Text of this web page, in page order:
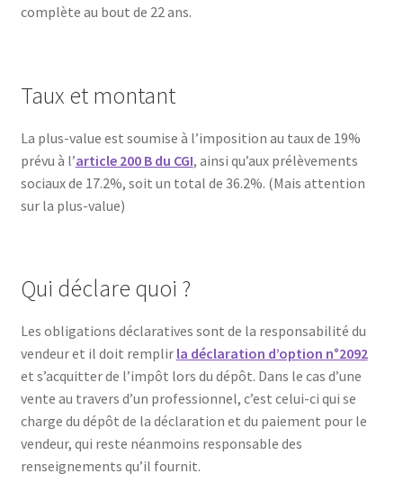
complète au bout de 22 ans.
Taux et montant
La plus-value est soumise à l’imposition au taux de 19%
prévu à l’article 200 B du CGI, ainsi qu’aux prélèvements
sociaux de 17.2%, soit un total de 36.2%. (Mais attention
sur la plus-value)
Qui déclare quoi ?
Les obligations déclaratives sont de la responsabilité du
vendeur et il doit remplir la déclaration d’option n°2092
et s’acquitter de l’impôt lors du dépôt. Dans le cas d’une
vente au travers d’un professionnel, c’est celui-ci qui se
charge du dépôt de la déclaration et du paiement pour le
vendeur, qui reste néanmoins responsable des
renseignements qu’il fournit.